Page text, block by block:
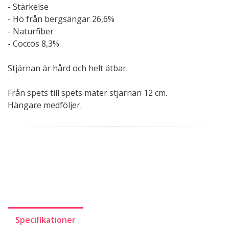
- Stärkelse
- Hö från bergsängar 26,6%
- Naturfiber
- Coccos 8,3%
Stjärnan är hård och helt ätbar.
Från spets till spets mäter stjärnan 12 cm.
Hängare medföljer.
Specifikationer